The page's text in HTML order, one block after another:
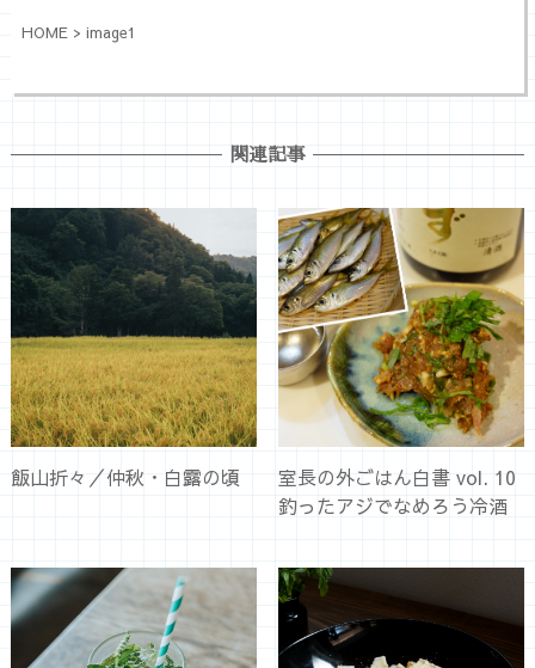
HOME> image1
関連記事
飯山折々／仲秋・白露の頃
室長の外ごはん白書 vol. 10
釣ったアジでなめろう冷酒